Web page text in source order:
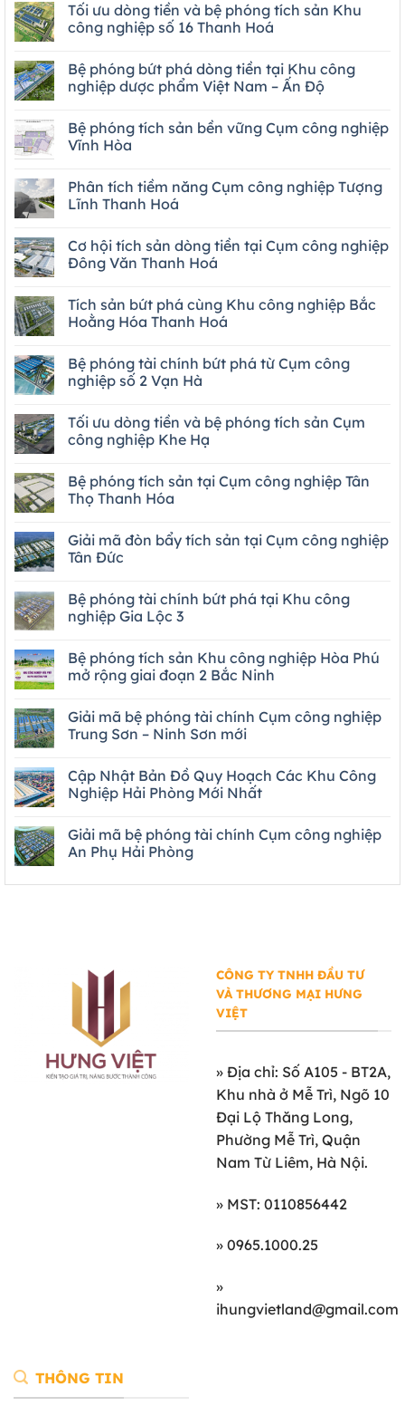
Tối ưu dòng tiền và bệ phóng tích sản Khu
công nghiệp số 16 Thanh Hoá
Bệ phóng bứt phá dòng tiền tại Khu công
nghiệp dược phẩm Việt Nam – Ấn Độ
Bệ phóng tích sản bền vững Cụm công nghiệp
Vĩnh Hòa
Phân tích tiềm năng Cụm công nghiệp Tượng
Lĩnh Thanh Hoá
Cơ hội tích sản dòng tiền tại Cụm công nghiệp
Đông Văn Thanh Hoá
Tích sản bứt phá cùng Khu công nghiệp Bắc
Hoằng Hóa Thanh Hoá
Bệ phóng tài chính bứt phá từ Cụm công
nghiệp số 2 Vạn Hà
Tối ưu dòng tiền và bệ phóng tích sản Cụm
công nghiệp Khe Hạ
Bệ phóng tích sản tại Cụm công nghiệp Tân
Thọ Thanh Hóa
Giải mã đòn bẩy tích sản tại Cụm công nghiệp
Tân Đức
Bệ phóng tài chính bứt phá tại Khu công
nghiệp Gia Lộc 3
Bệ phóng tích sản Khu công nghiệp Hòa Phú
mở rộng giai đoạn 2 Bắc Ninh
Giải mã bệ phóng tài chính Cụm công nghiệp
Trung Sơn – Ninh Sơn mới
Cập Nhật Bản Đồ Quy Hoạch Các Khu Công
Nghiệp Hải Phòng Mới Nhất
Giải mã bệ phóng tài chính Cụm công nghiệp
An Phụ Hải Phòng
CÔNG TY TNHH ĐẦU TƯ
VÀ THƯƠNG MẠI HƯNG
VIỆT
» Địa chỉ: Số A105 - BT2A,
Khu nhà ở Mễ Trì, Ngõ 10
Đại Lộ Thăng Long,
Phường Mễ Trì, Quận
Nam Từ Liêm, Hà Nội.
» MST: 0110856442
» 0965.1000.25
»
ihungvietland@gmail.com
THÔNG TIN